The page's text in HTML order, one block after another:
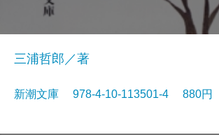
三浦哲郎／著
新潮文庫 978-4-10-113501-4 880円